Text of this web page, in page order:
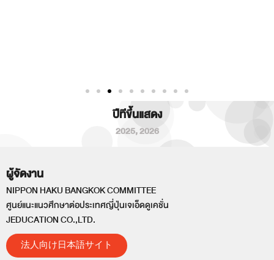
ปีทีขึ้นแสดง
2025,2026
ผู้จัดงาน
NIPPON HAKU BANGKOK COMMITTEE
ศูนย์แนะแนวศึกษาต่อประเทศญี่ปุ่นเจเอ็ดดูเคชั่น
JEDUCATION CO.,LTD.
法人向け日本語サイト